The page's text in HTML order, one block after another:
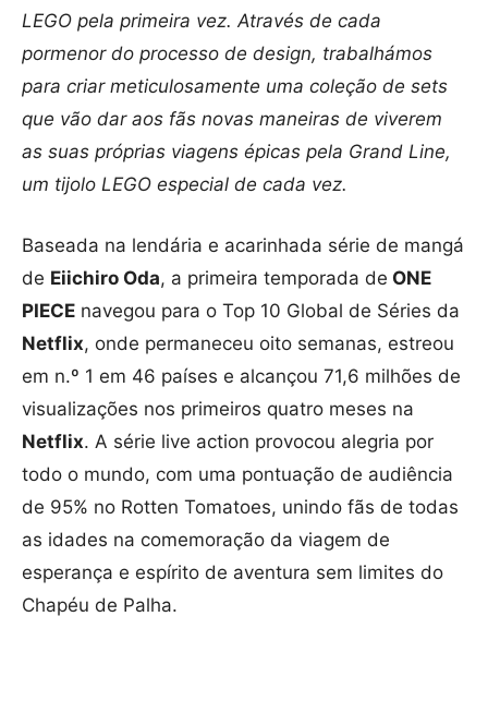
LEGO pela primeira vez. Através de cada
pormenor do processo de design, trabalhámos
para criar meticulosamente uma coleção de sets
que vão dar aos fãs novas maneiras de viverem
as suas próprias viagens épicas pela Grand Line,
um tijolo LEGO especial de cada vez.
Baseada na lendária e acarinhada série de mangá
de Eiichiro Oda, a primeira temporada de ONE
PIECE navegou para o Top 10 Global de Séries da
Netflix, onde permaneceu oito semanas, estreou
em n.º 1 em 46 países e alcançou 71,6 milhões de
visualizações nos primeiros quatro meses na
Netflix. A série live action provocou alegria por
todo o mundo, com uma pontuação de audiência
de 95% no Rotten Tomatoes, unindo fãs de todas
as idades na comemoração da viagem de
esperança e espírito de aventura sem limites do
Chapéu de Palha.